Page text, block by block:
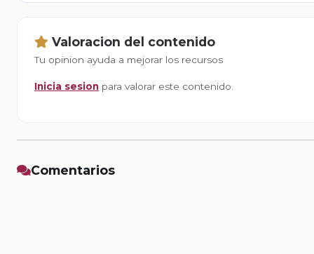
Valoracion del contenido
Tu opinion ayuda a mejorar los recursos
Inicia sesion para valorar este contenido.
Comentarios